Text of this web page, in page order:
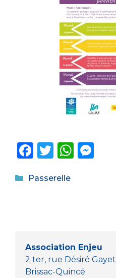
F
c
o
k
T
it
W
p er
Catégories
Passerelle
Association Enjeu
2 ter, rue Désiré Gayet
Brissac-Quincé